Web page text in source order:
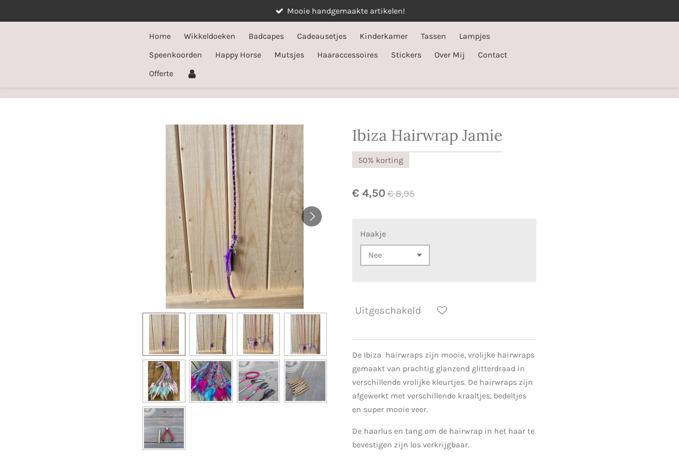
Mooie handgemaakte artikelen!
Home Wikkeldoeken Badcapes Cadeausetjes Kinderkamer Tassen
Lampjes
Speenkoorden
Happy Horse Mutsjes Haaraccessoires Stickers Over Mij
Contact
Offerte
Ibiza Hairwrap Jamie
50% korting
€ 4,50 € 8,95
Haakje
Uitgeschakeld
De Ibiza hairwraps zijn mooie, vrolijke hairwraps
gemaakt van prachtig glanzend glitterdraad in
verschillende vrolijke kleurtjes. De hairwraps zijn
afgewerkt met verschillende kraaltjes, bedeltjes
en super mooie veer.
De haarlus en tang om de hairwrap in het haar te
bevestigen zijn los verkrijgbaar.